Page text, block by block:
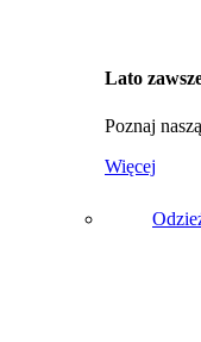
Lato
Poznaj
Więcej